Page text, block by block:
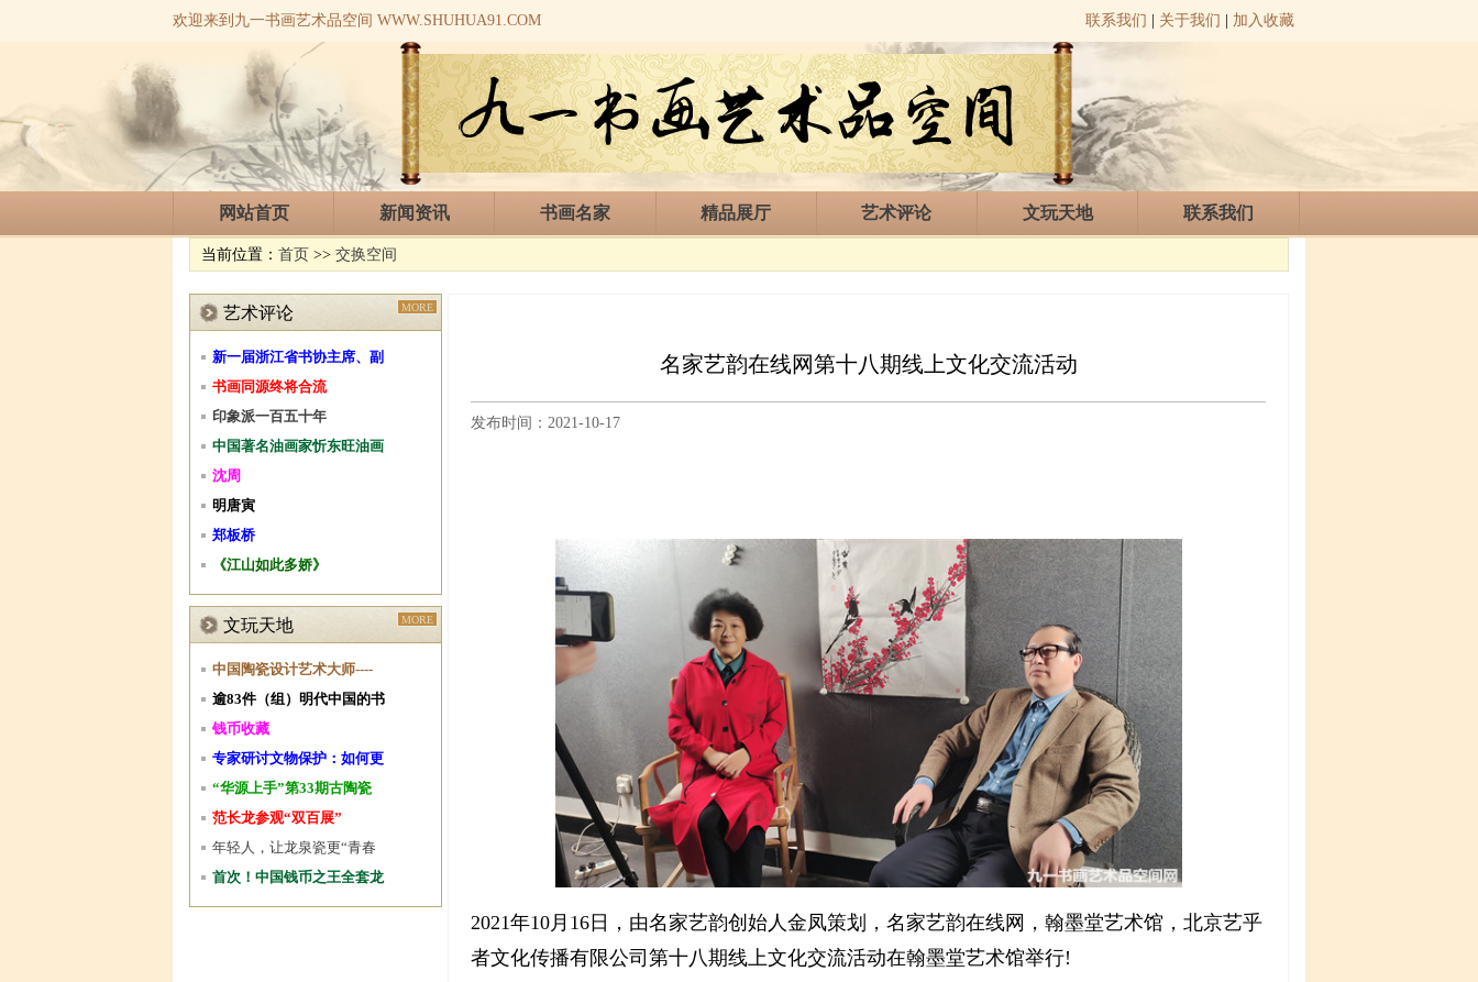
欢迎来到九一书画艺术品空间 WWW.SHUHUA91.COM 联系我们 关于我们 加入收藏
网站首页 新闻资讯 书画名家 精品展厅 艺术评论 文玩天地 联系我们
当前位置： 首页 >> 交换空间
名家艺韵在线网第十八期线上文化交流活动
发布时间：2021-10-17
2021年10月16日，由名家艺韵创始人金凤策划，名家艺韵在线网，翰墨堂艺术馆，北京艺乎
者文化传播有限公司第十八期线上文化交流活动在翰墨堂艺术馆举行!
艺术评论 MORE
新一届浙江省书协主席、副
书画同源终将合流
印象派一百五十年
中国著名油画家忻东旺油画
沈周
明唐寅
郑板桥
《江山如此多娇》
文玩天地 MORE
中国陶瓷设计艺术大师----
逾83件（组）明代中国的书
钱币收藏
专家研讨文物保护：如何更
“华源上手”第33期古陶瓷
范长龙参观“双百展”
年轻人，让龙泉瓷更“青春
首次！中国钱币之王全套龙